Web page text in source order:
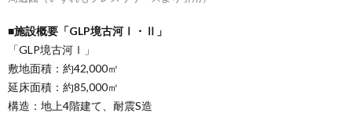
■施設概要「GLP境古河Ⅰ・Ⅱ」
「GLP境古河Ⅰ」
敷地面積：約42,000㎡
延床面積：約85,000㎡
構造：地上4階建て、耐震S造